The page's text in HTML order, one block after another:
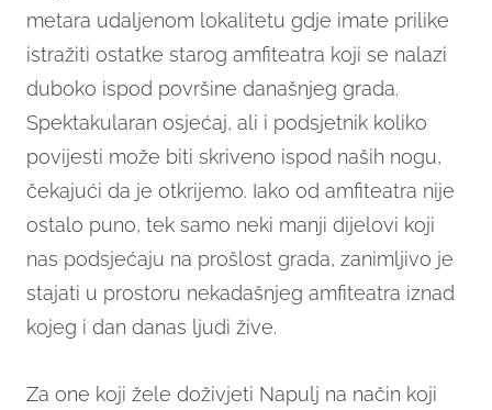
metara udaljenom lokalitetu gdje imate prilike
istražiti ostatke starog amfiteatra koji se nalazi
duboko ispod površine današnjeg grada.
Spektakularan osjećaj, ali i podsjetnik koliko
povijesti može biti skriveno ispod naših nogu,
čekajući da je otkrijemo. Iako od amfiteatra nije
ostalo puno, tek samo neki manji dijelovi koji
nas podsjećaju na prošlost grada, zanimljivo je
stajati u prostoru nekadašnjeg amfiteatra iznad
kojeg i dan danas ljudi žive.
Za one koji žele doživjeti Napulj na način koji